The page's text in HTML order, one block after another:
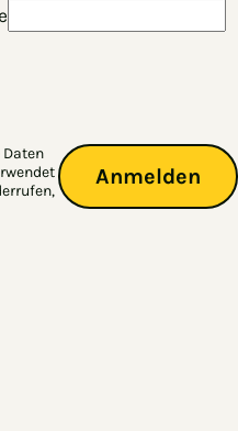
Anmelden